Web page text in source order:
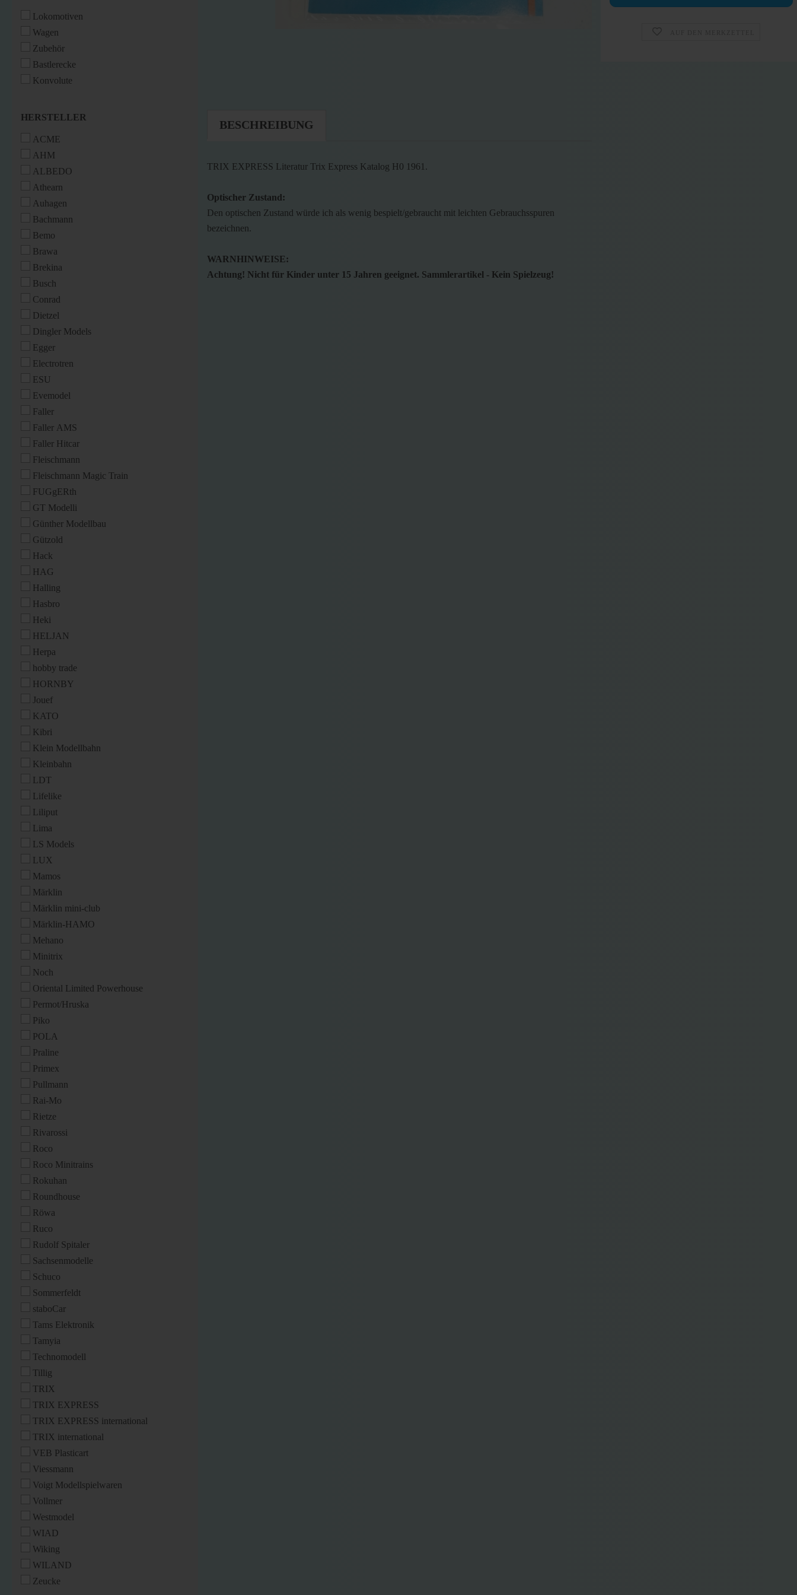
BESCHREIBUNG
TRIX EXPRESS Literatur Trix Express Katalog H0 1961.
Optischer Zustand:
Den optischen Zustand würde ich als wenig bespielt/gebraucht mit leichten Gebrauchsspuren
bezeichnen.
WARNHINWEISE:
Achtung! Nicht für Kinder unter 15 Jahren geeignet. Sammlerartikel - Kein Spielzeug!
Lokomotiven
Wagen
Zubehör
Bastlerecke
Konvolute
HERSTELLER
HERSTELLER
ACME
AHM
ALBEDO
Athearn
Auhagen
Bachmann
Bemo
Brawa
Brekina
Busch
Conrad
Dietzel
Dingler Models
Egger
Electrotren
ESU
Evemodel
Faller
Faller AMS
Faller Hitcar
Fleischmann
Fleischmann Magic Train
FUGgERth
GT Modelli
Günther Modellbau
Gützold
Hack
HAG
Halling
Hasbro
Heki
HELJAN
Herpa
hobby trade
HORNBY
Jouef
KATO
Kibri
Klein Modellbahn
Kleinbahn
LDT
Lifelike
Liliput
Lima
LS Models
LUX
Mamos
Märklin
Märklin mini-club
Märklin-HAMO
Mehano
Minitrix
Noch
Oriental Limited Powerhouse
Permot/Hruska
Piko
POLA
Praline
Primex
Pullmann
Rai-Mo
Rietze
Rivarossi
Roco
Roco Minitrains
Rokuhan
Roundhouse
Röwa
Ruco
Rudolf Spitaler
Sachsenmodelle
Schuco
Sommerfeldt
staboCar
Tams Elektronik
Tamyia
Technomodell
Tillig
TRIX
TRIX EXPRESS
TRIX EXPRESS international
TRIX international
VEB Plasticart
Viessmann
Voigt Modellspielwaren
Vollmer
Westmodel
WIAD
Wiking
WILAND
Zeucke